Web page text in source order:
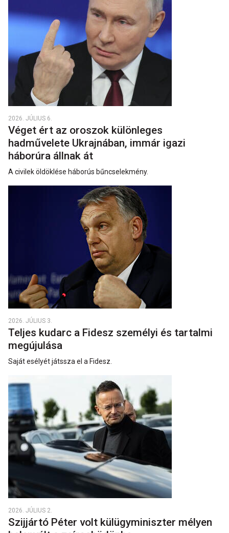
2026. JÚLIUS 6.
Véget ért az oroszok különleges
hadművelete Ukrajnában, immár igazi
háborúra állnak át
A civilek öldöklése háborús bűncselekmény.
2026. JÚLIUS 3.
Teljes kudarc a Fidesz személyi és tartalmi
megújulása
Saját esélyét játssza el a Fidesz.
2026. JÚLIUS 2.
Szijjártó Péter volt külügyminiszter mélyen